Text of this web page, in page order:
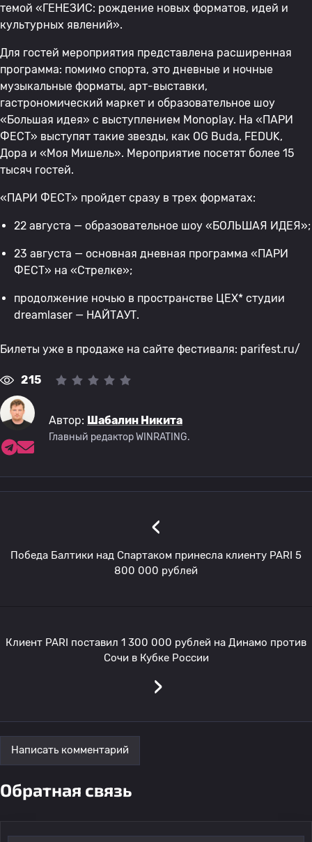
темой «ГЕНЕЗИС: рождение новых форматов, идей и
культурных явлений».
Для гостей мероприятия представлена расширенная
программа: помимо спорта, это дневные и ночные
музыкальные форматы, арт-выставки,
гастрономический маркет и образовательное шоу
«Большая идея» с выступлением Monoplay. На «ПАРИ
ФЕСТ» выступят такие звезды, как OG Buda, FEDUK,
Дора и «Моя Мишель». Мероприятие посетят более 15
тысяч гостей.
«ПАРИ ФЕСТ» пройдет сразу в трех форматах:
22 августа — образовательное шоу «БОЛЬШАЯ ИДЕЯ»;
23 августа — основная дневная программа «ПАРИ
ФЕСТ» на «Стрелке»;
продолжение ночью в пространстве ЦЕХ* студии
dreamlaser — НАЙТАУТ.
Билеты уже в продаже на сайте фестиваля: parifest.ru/
215
Автор: Шабалин Никита
Главный редактор WINRATING.
‹
Победа Балтики над Спартаком принесла клиенту PARI 5
800 000 рублей
Клиент PARI поставил 1 300 000 рублей на Динамо против
Сочи в Кубке России
›
Написать комментарий
Обратная связь